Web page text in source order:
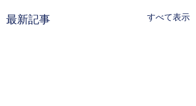
最新記事 すべて表示